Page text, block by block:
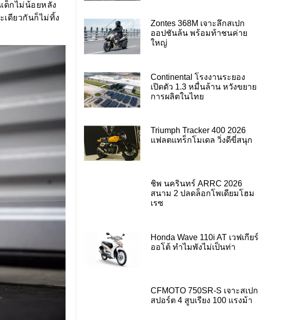
ด็กไม่น้อยหลัง
ดียวกันก็ไม่ทิ้ง
Zontes 368M เจาะลึกสเปก
ออปชันล้น พร้อมท้าชนค่าย
ใหญ่
Continental โรงงานระยอง
เปิดตัว 1.3 หมื่นล้าน หวังขยาย
การผลิตในไทย
Triumph Tracker 400 2026
แฟลตแทร็กโมเดล วิ่งดีขี่สนุก
ชิพ นครินทร์ ARRC 2026
สนาม 2 ปลดล็อกโพเดียมโฮม
เรซ
Honda Wave 110i AT เวฟเกียร์
ออโต้ ทำไมพังไม่เป็นท่า
CFMOTO 750SR-S เจาะสเปก
สปอร์ต 4 สูบเรียง 100 แรงม้า